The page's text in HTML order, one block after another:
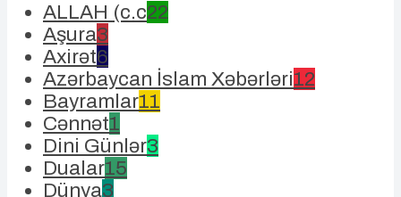
ALLAH (c.c22
Aşura3
Axirət6
Azərbaycan İslam Xəbərləri12
Bayramlar11
Cənnət1
Dini Günlər3
Dualar15
Dünya3